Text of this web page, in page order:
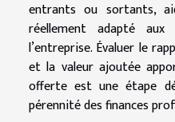
entrants ou sortants,
réellement adapté
l’entreprise. Évaluer le
et la valeur ajoutée
offerte est une étape
pérennité des finances